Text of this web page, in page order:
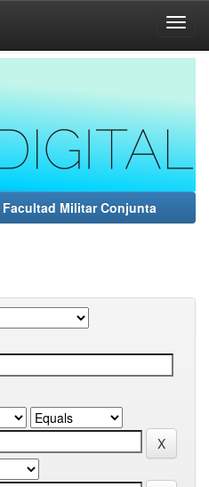
Militar Conjunta